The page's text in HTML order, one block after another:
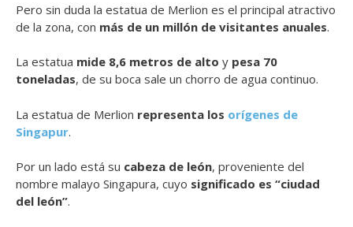
Pero sin duda la estatua de Merlion es el principal atractivo
de la zona, con más de un millón de visitantes anuales.
La estatua mide 8,6 metros de alto y pesa 70
toneladas, de su boca sale un chorro de agua continuo.
La estatua de Merlion representa los orígenes de
Singapur.
Por un lado está su cabeza de león, proveniente del
nombre malayo Singapura, cuyo significado es “ciudad
del león”.